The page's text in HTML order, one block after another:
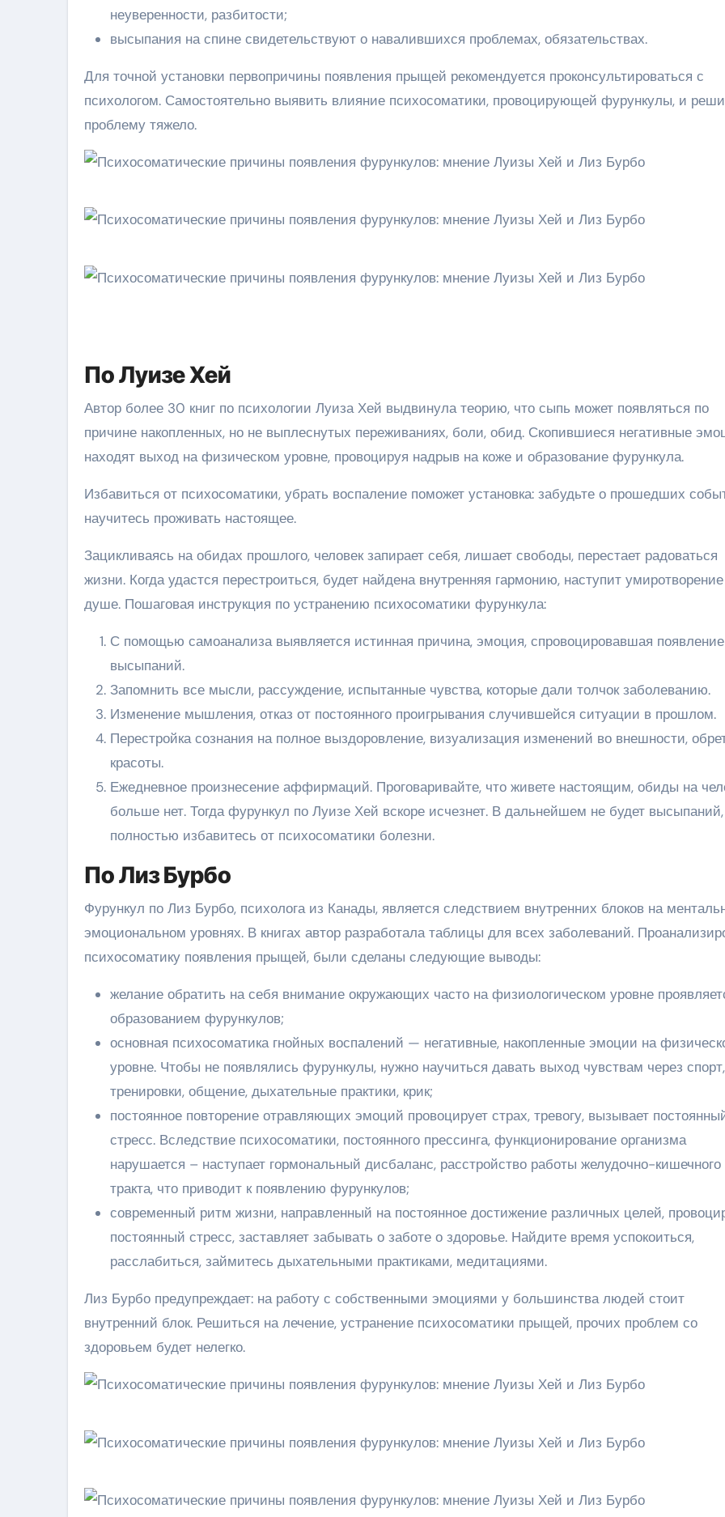
неуверенности, разбитости;
высыпания на спине свидетельствуют о навалившихся проблемах, обязательствах.
Для точной установки первопричины появления прыщей рекомендуется проконсультироваться с
психологом. Самостоятельно выявить влияние психосоматики, провоцирующей фурункулы, и
проблему тяжело.
По Луизе Хей
Автор более 30 книг по психологии Луиза Хей выдвинула теорию, что сыпь может появляться по
причине накопленных, но не выплеснутых переживаниях, боли, обид. Скопившиеся негативные
находят выход на физическом уровне, провоцируя надрыв на коже и образование фурункула.
Избавиться от психосоматики, убрать воспаление поможет установка: забудьте о прошедших
научитесь проживать настоящее.
Зацикливаясь на обидах прошлого, человек запирает себя, лишает свободы, перестает радоваться
жизни. Когда удастся перестроиться, будет найдена внутренняя гармонию, наступит
душе. Пошаговая инструкция по устранению психосоматики фурункула:
С помощью самоанализа выявляется истинная причина, эмоция, спровоцировавшая появление
высыпаний.
Запомнить все мысли, рассуждение, испытанные чувства, которые дали толчок заболеванию.
Изменение мышления, отказ от постоянного проигрывания случившейся ситуации в прошлом.
Перестройка сознания на полное выздоровление, визуализация изменений во внешности,
красоты.
Ежедневное произнесение аффирмаций. Проговаривайте, что живете настоящим, обиды на
больше нет. Тогда фурункул по Луизе Хей вскоре исчезнет. В дальнейшем не будет
полностью избавитесь от психосоматики болезни.
По Лиз Бурбо
Фурункул по Лиз Бурбо, психолога из Канады, является следствием внутренних блоков на
эмоциональном уровнях. В книгах автор разработала таблицы для всех заболеваний.
психосоматику появления прыщей, были сделаны следующие выводы:
желание обратить на себя внимание окружающих часто на физиологическом уровне
образованием фурункулов;
основная психосоматика гнойных воспалений — негативные, накопленные эмоции на
уровне. Чтобы не появлялись фурункулы, нужно научиться давать выход чувствам через спорт,
тренировки, общение, дыхательные практики, крик;
постоянное повторение отравляющих эмоций провоцирует страх, тревогу, вызывает
стресс. Вследствие психосоматики, постоянного прессинга, функционирование организма
нарушается – наступает гормональный дисбаланс, расстройство работы желудочно-кишечного
тракта, что приводит к появлению фурункулов;
современный ритм жизни, направленный на постоянное достижение различных целей,
постоянный стресс, заставляет забывать о заботе о здоровье. Найдите время успокоиться,
расслабиться, займитесь дыхательными практиками, медитациями.
Лиз Бурбо предупреждает: на работу с собственными эмоциями у большинства людей стоит
внутренний блок. Решиться на лечение, устранение психосоматики прыщей, прочих проблем со
здоровьем будет нелегко.